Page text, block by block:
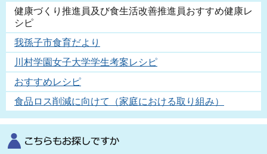
健康づくり推進員及び食生活改善推進員おすすめ健康レ
シピ
我孫子市食育だより
川村学園女子大学学生考案レシピ
おすすめレシピ
食品ロス削減に向けて（家庭における取り組み）